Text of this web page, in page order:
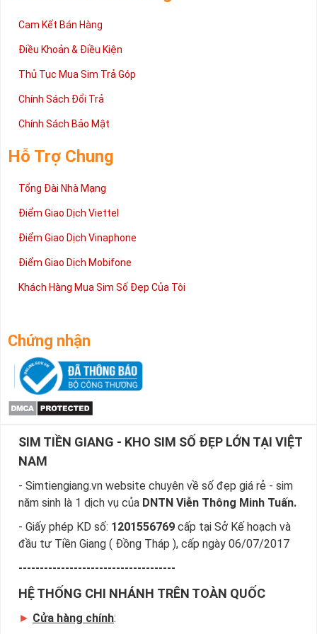
Chúc quý khách tìm được chiếc sim Tứ quý 2 như ý!
Cam Kết Bán Hàng
Điều Khoản & Điều Kiện
Thủ Tục Mua Sim Trả Góp
Chính Sách Đổi Trả
Chính Sách Bảo Mật
Hỗ Trợ Chung
Tổng Đài Nhà Mạng
Điểm Giao Dịch Viettel
Điểm Giao Dịch Vinaphone
Điểm Giao Dịch Mobifone
Khách Hàng Mua Sim Số Đẹp Của Tôi
Chứng nhận
SIM TIỀN GIANG - KHO SIM SỐ ĐẸP LỚN TẠI VIỆT
NAM
- Simtiengiang.vn website chuyên về số đẹp giá rẻ - sim
năm sinh là 1 dịch vụ của DNTN Viễn Thông Minh Tuấn.
- Giấy phép KD số: 1201556769 cấp tại Sở Kế hoạch và
đầu tư Tiền Giang ( Đồng Tháp ), cấp ngày 06/07/2017
-------------------------------------
HỆ THỐNG CHI NHÁNH TRÊN TOÀN QUỐC
► Cửa hàng chính: